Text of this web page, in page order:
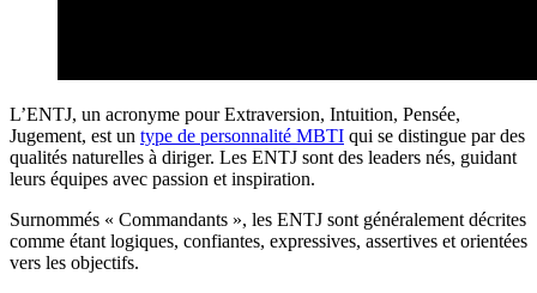
L’ENTJ, un acronyme pour Extraversion, Intuition, Pensée,
Jugement, est un type de personnalité MBTI qui se distingue par des
qualités naturelles à diriger. Les ENTJ sont des leaders nés, guidant
leurs équipes avec passion et inspiration.
Surnommés « Commandants », les ENTJ sont généralement décrites
comme étant logiques, confiantes, expressives, assertives et orientées
vers les objectifs.